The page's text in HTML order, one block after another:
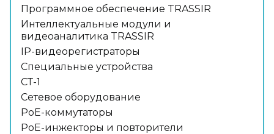
Программное обеспечение TRASSIR
Интеллектуальные модули и
видеоаналитика TRASSIR
IP-видеорегистраторы
Специальные устройства
СТ-1
Сетевое оборудование
PoE-коммутаторы
PoE-инжекторы и повторители